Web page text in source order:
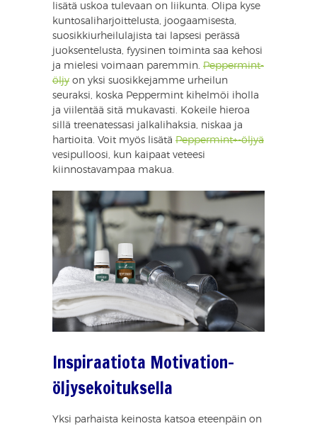
lisätä uskoa tulevaan on liikunta. Olipa kyse
kuntosaliharjoittelusta, joogaamisesta,
suosikkiurheilulajista tai lapsesi perässä
juoksentelusta, fyysinen toiminta saa kehosi
ja mielesi voimaan paremmin. Peppermint-
öljy on yksi suosikkejamme urheilun
seuraksi, koska Peppermint kihelmöi iholla
ja viilentää sitä mukavasti. Kokeile hieroa
sillä treenatessasi jalkalihaksia, niskaa ja
hartioita. Voit myös lisätä Peppermint+-öljyä
vesipulloosi, kun kaipaat veteesi
kiinnostavampaa makua.
Inspiraatiota Motivation-
öljysekoituksella
Yksi parhaista keinosta katsoa eteenpäin on